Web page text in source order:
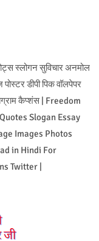
स्लोगन सुविचार अनमोल
डीपी पिक वॉलपेपर
कैप्शंस | Freedom
Slogan Essay
Images Photos
in Hindi For
Twitter |